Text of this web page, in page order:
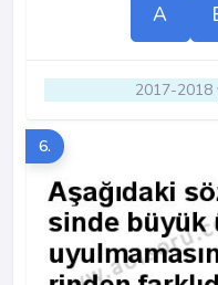
A
2017-2018
6.